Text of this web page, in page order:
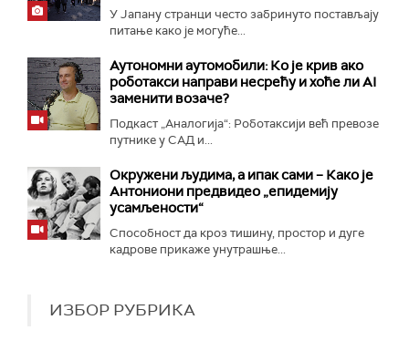
У Јапану странци често забринуто постављају
питање како је могуће...
Аутономни аутомобили: Ко је крив ако
роботакси направи несрећу и хоће ли AI
заменити возаче?
Подкаст „Аналогија“: Роботаксији већ превозе
путнике у САД и...
Окружени људима, а ипак сами – Како је
Антониони предвидео „епидемију
усамљености“
Способност да кроз тишину, простор и дуге
кадрове прикаже унутрашње...
ИЗБОР РУБРИКА